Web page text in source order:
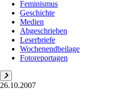
Feminismus
Geschichte
Medien
Abgeschrieben
Leserbriefe
Wochenendbeilage
Fotoreportagen
26.10.2007